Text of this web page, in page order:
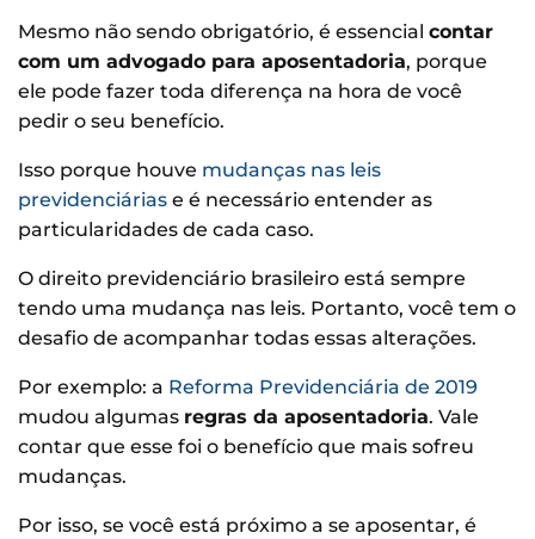
Mesmo não sendo obrigatório, é essencial contar
com um advogado para aposentadoria, porque
ele pode fazer toda diferença na hora de você
pedir o seu benefício.
Isso porque houve mudanças nas leis
previdenciárias e é necessário entender as
particularidades de cada caso.
O direito previdenciário brasileiro está sempre
tendo uma mudança nas leis. Portanto, você tem o
desafio de acompanhar todas essas alterações.
Por exemplo: a Reforma Previdenciária de 2019
mudou algumas regras da aposentadoria. Vale
contar que esse foi o benefício que mais sofreu
mudanças.
Por isso, se você está próximo a se aposentar, é